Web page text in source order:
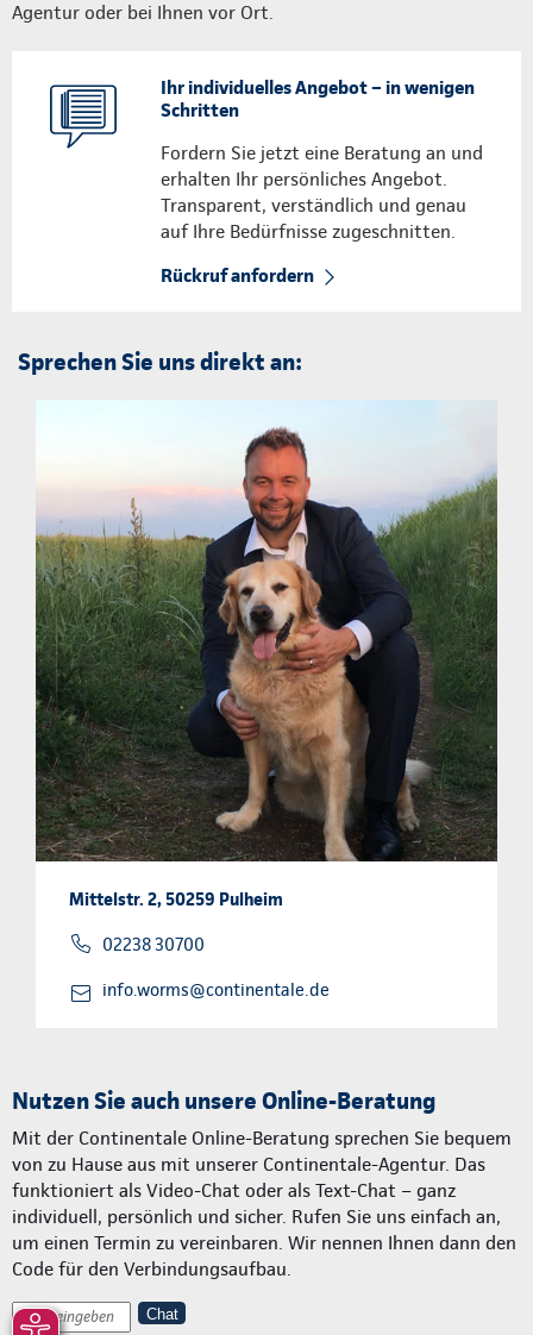
Agentur oder bei Ihnen vor Ort.
Ihr individuelles Angebot – in wenigen
Schritten
Fordern Sie jetzt eine Beratung an und
erhalten Ihr persönliches Angebot.
Transparent, verständlich und genau
auf Ihre Bedürfnisse zugeschnitten.
Rückruf anfordern
Sprechen Sie uns direkt an:
Mittelstr. 2, 50259 Pulheim
02238 30700
info.worms@continentale.de
Nutzen Sie auch unsere Online-Beratung
Mit der Continentale Online-Beratung sprechen Sie bequem
von zu Hause aus mit unserer Continentale-Agentur. Das
funktioniert als Video-Chat oder als Text-Chat – ganz
individuell, persönlich und sicher. Rufen Sie uns einfach an,
um einen Termin zu vereinbaren. Wir nennen Ihnen dann den
Code für den Verbindungsaufbau.
Chat